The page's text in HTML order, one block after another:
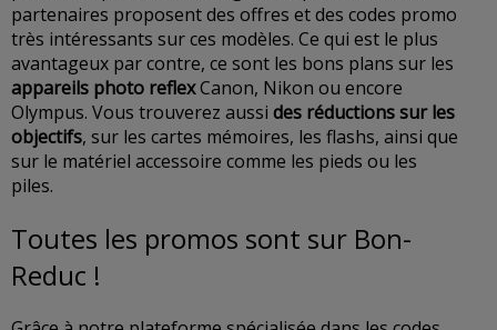
partenaires proposent des offres et des codes promo
très intéressants sur ces modèles. Ce qui est le plus
avantageux par contre, ce sont les bons plans sur les
appareils photo reflexCanon, Nikon ou encore
Olympus. Vous trouverez aussi des réductions sur les
objectifs, sur les cartes mémoires, les flashs, ainsi que
sur le matériel accessoire comme les pieds ou les
piles.
Toutes les promos sont sur Bon-
Reduc !